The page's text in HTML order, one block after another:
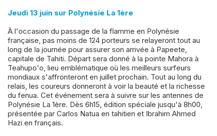
Jeudi 13 juin sur Polynésie La 1ère
À l'occasion du passage de la flamme en Polynésie
française, pas moins de 124 porteurs se relayeront tout au
long de la journée pour assurer son arrivée à Papeete,
capitale de Tahiti. Départ sera donné à la pointe Mahora à
Teahupo'o, lieu emblématique où les meilleurs surfeurs
mondiaux s'affronteront en juillet prochain. Tout au long du
relais, les coureurs donneront à voir la beauté et la richesse
du fenua. Cet événement sera à suivre sur les antennes de
Polynésie La 1ère. Dès 6h15, édition spéciale jusqu'à 8h00,
présentée par Carlos Natua en tahitien et Ibrahim Ahmed
Hazi en français.